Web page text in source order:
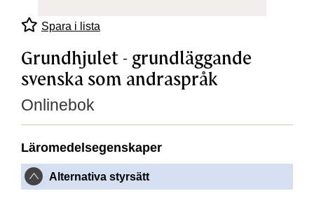
Spara i lista
Grundhjulet - grundläggande
svenska som andraspråk
Onlinebok
Läromedelsegenskaper
Alternativa styrsätt